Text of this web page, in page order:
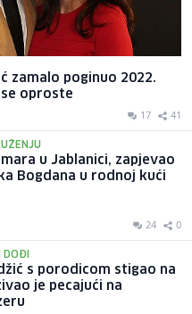
zamalo poginuo 2022.
oproste
17 41
u Jablanici, zapjevao
Bogdana u rodnoj kući
24 0
DOĐI
s porodicom stigao na
je pecajući na